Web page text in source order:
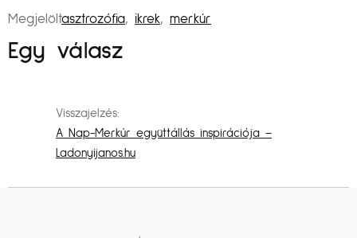
Megjelöltasztrozófia, ikrek, merkúr
Egy válasz
Visszajelzés:
A Nap-Merkúr együttállás inspirációja –
Ladonyijanos.hu